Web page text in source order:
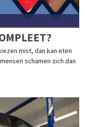
mist, dan kan eten
schamen zich dan